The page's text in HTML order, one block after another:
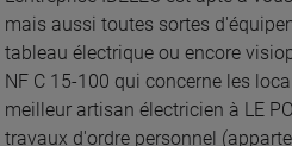
mais aussi toutes sortes
tableau électrique ou encore
NF C 15-100 qui concerne les
meilleur artisan électricien à LE
travaux d'ordre personnel